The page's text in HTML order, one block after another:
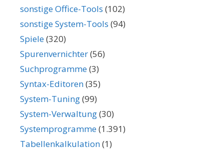
sonstige Office-Tools (102)
sonstige System-Tools (94)
Spiele(320)
Spurenvernichter(56)
Suchprogramme(3)
Syntax-Editoren(35)
System-Tuning(99)
System-Verwaltung(30)
Systemprogramme(1.391)
Tabellenkalkulation(1)